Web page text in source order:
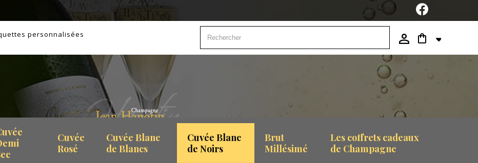
personnalisées
Cuvée
Rosé
Cuvée Blanc
de Blancs
Cuvée Blanc
de Noirs
Brut
Millésimé
Les coffrets cadeaux
de Champagne